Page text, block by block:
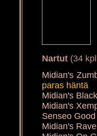
Nartut (34
Midian's
paras häntä
Midian's
Midian's
Senseo
Midian's